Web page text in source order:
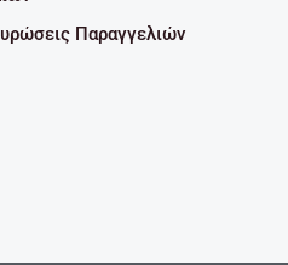
Παραγγελιών